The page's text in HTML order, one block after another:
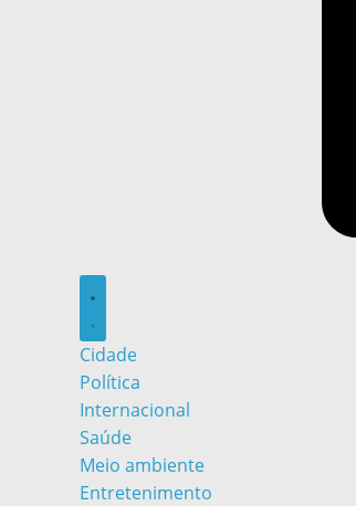
Cidade
Política
Internacional
Saúde
Meio ambiente
Entretenimento